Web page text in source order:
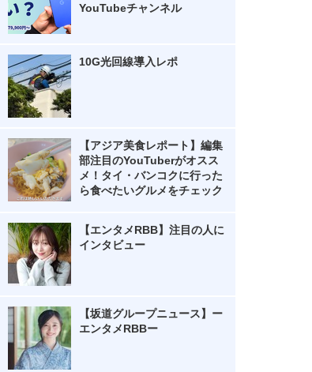
YouTubeチャンネル
10G光回線導入レポ
【アジア美食レポート】編集
部注目のYouTuberがオスス
メ！タイ・バンコクに行った
ら食べたいグルメをチェック
【エンタメRBB】注目の人に
インタビュー
【坂道グループニュース】ー
エンタメRBBー